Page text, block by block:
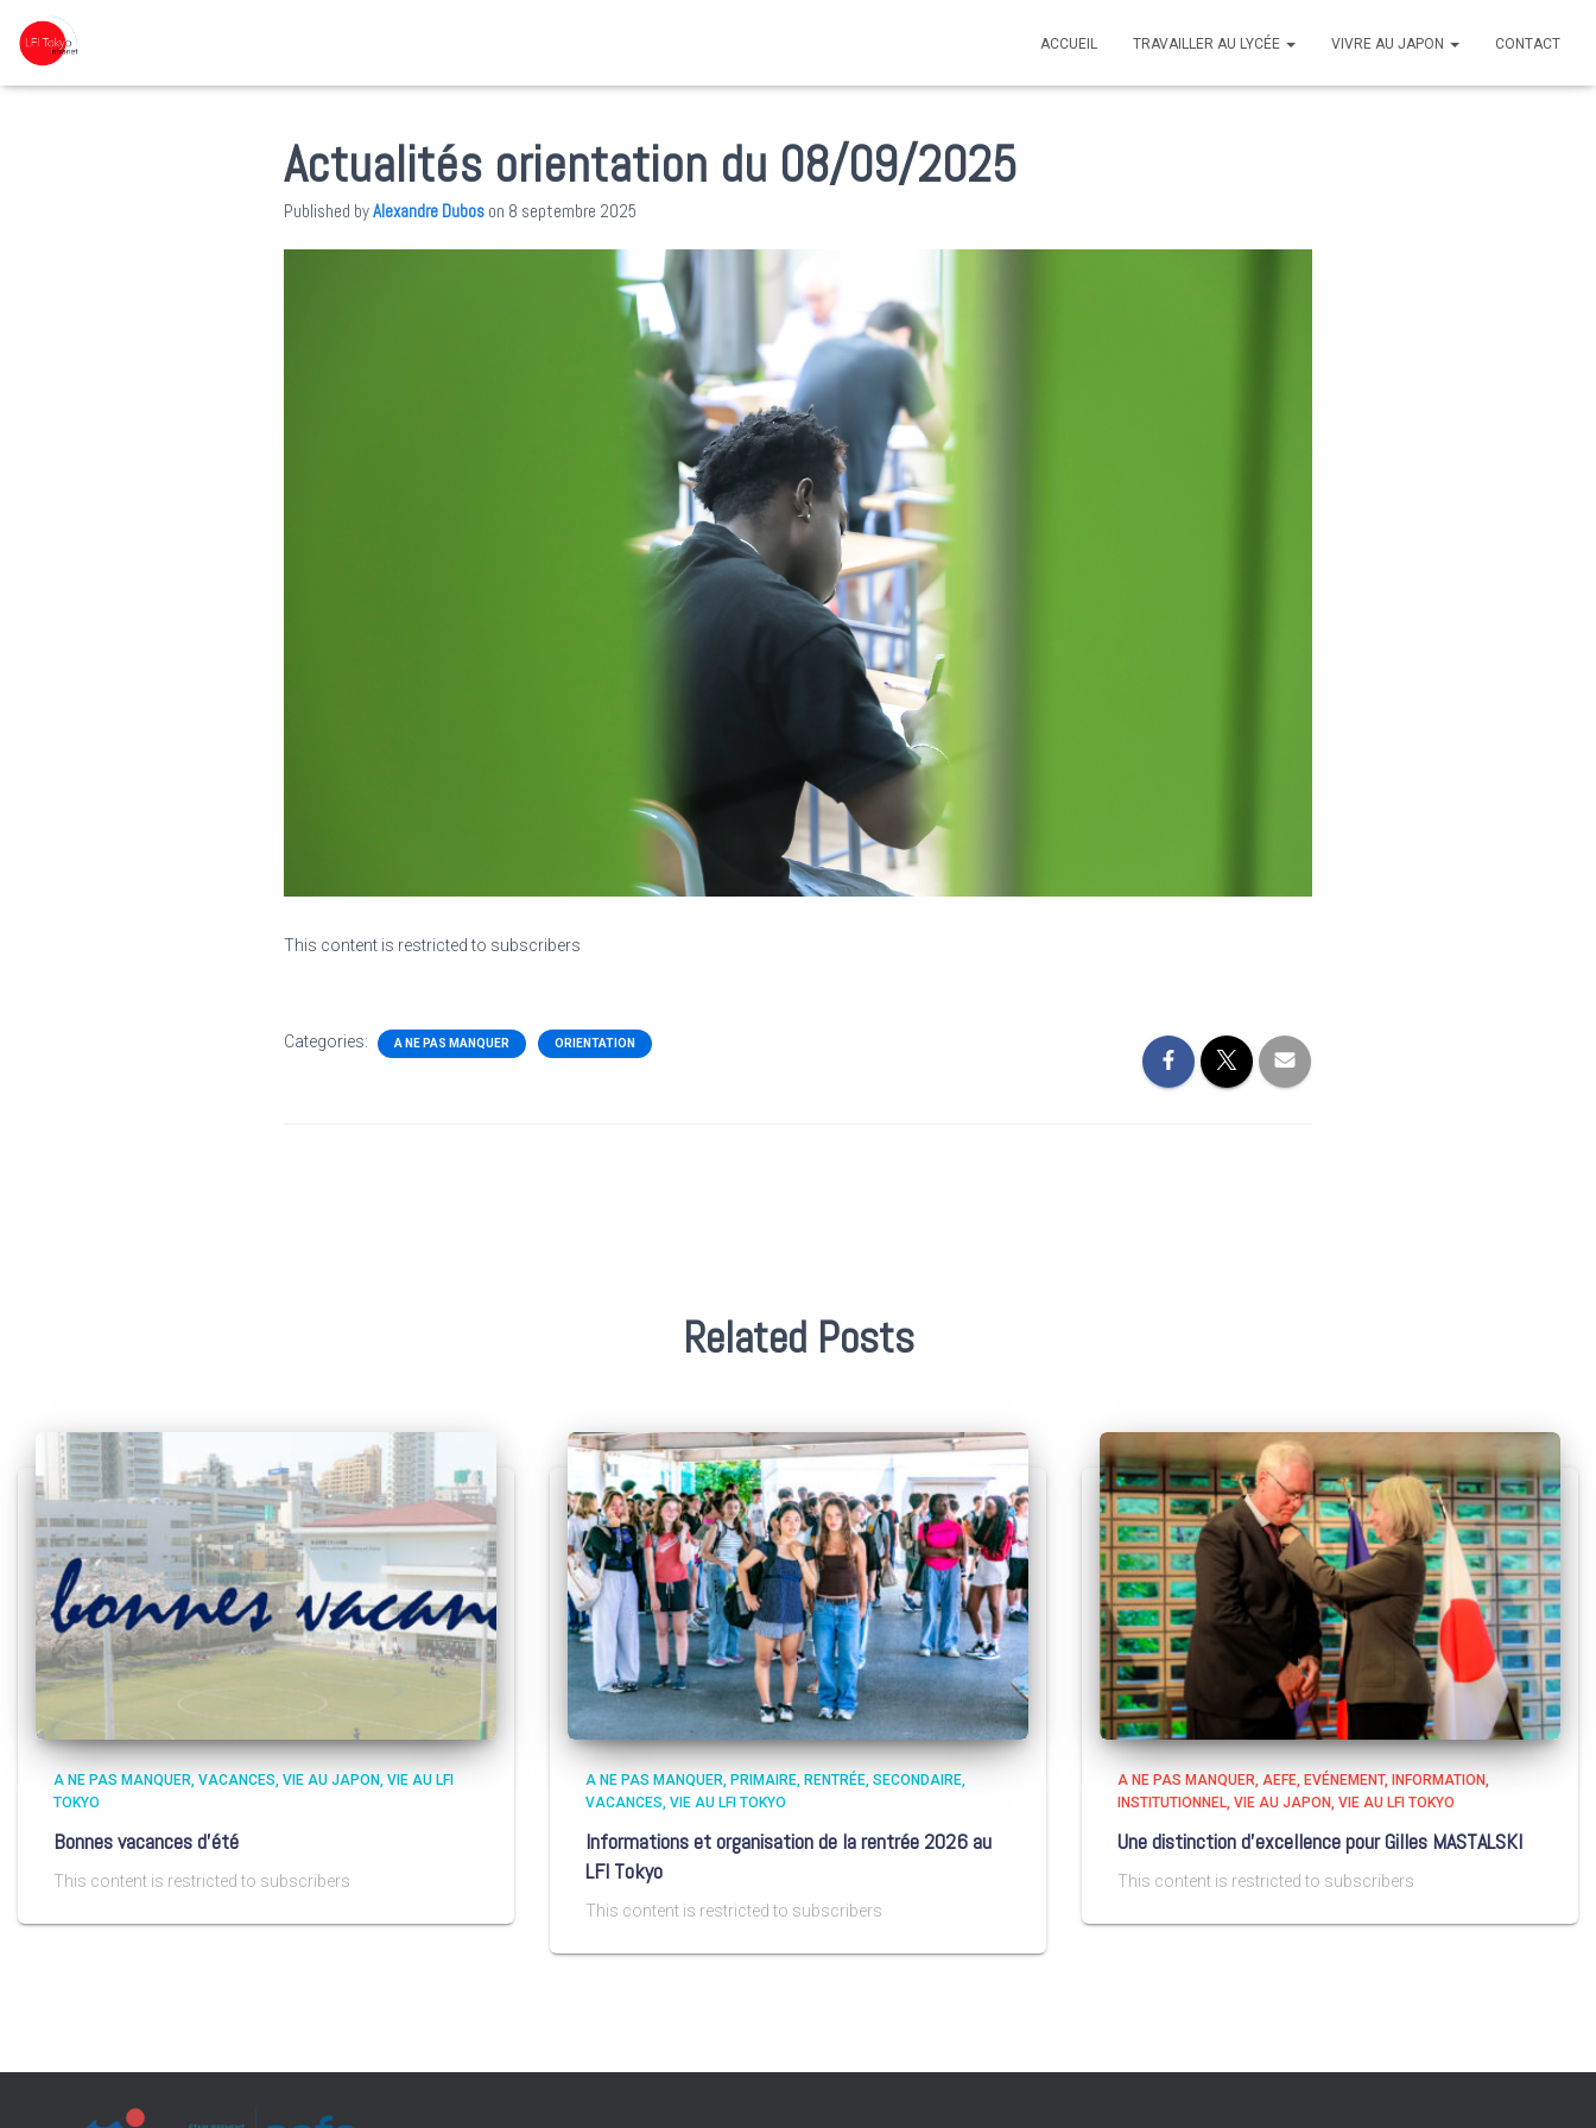
ACCUEIL TRAVAILLER AU LYCÉE VIVRE AU JAPON CONTACT
Actualités orientation du 08/09/2025
Published byAlexandre Dubos on 8 septembre 2025
This content is restricted to subscribers
Categories: A NE PAS MANQUER ORIENTATION
Related Posts
A NE PAS MANQUER VACANCES VIE AU JAPON VIE AU LFI
TOKYO
Bonnes vacances d’été
This content is restricted to subscribers
A NE PAS MANQUER PRIMAIRE RENTRÉE SECONDAIRE
VACANCES VIE AU LFI TOKYO
Informations et organisation de la rentrée 2026 au
LFI Tokyo
This content is restricted to subscribers
A NE PAS MANQUER AEFE EVÉNEMENT INFORMATION
INSTITUTIONNEL VIE AU JAPON VIE AU LFI TOKYO
Une distinction d’excellence pour Gilles MASTALSKI
This content is restricted to subscribers